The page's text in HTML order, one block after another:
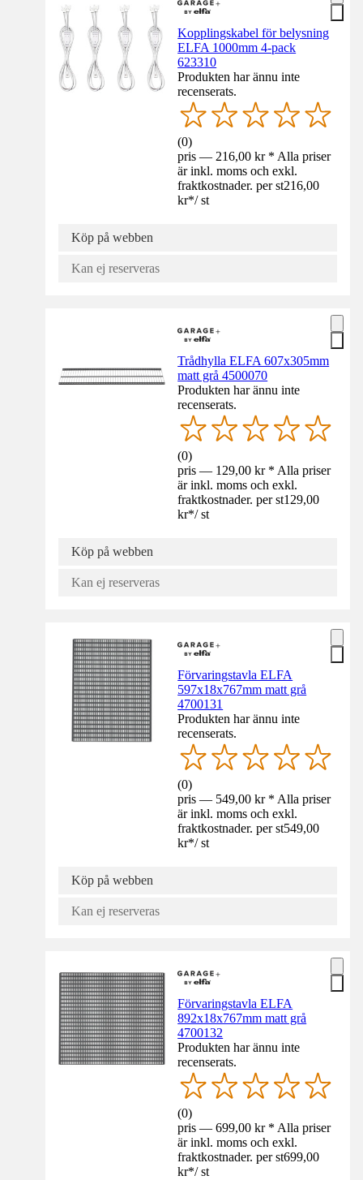
Kopplingskabel för belysning
ELFA 1000mm 4-pack
623310
Produkten har ännu inte
recenserats.
(0)
pris — 216,00 kr * Alla priser
är inkl. moms och exkl.
fraktkostnader. per st216,00
kr*/ st
Köp på webben
Kan ej reserveras
Trådhylla ELFA 607x305mm
matt grå 4500070
Produkten har ännu inte
recenserats.
(0)
pris — 129,00 kr * Alla priser
är inkl. moms och exkl.
fraktkostnader. per st129,00
kr*/ st
Köp på webben
Kan ej reserveras
Förvaringstavla ELFA
597x18x767mm matt grå
4700131
Produkten har ännu inte
recenserats.
(0)
pris — 549,00 kr * Alla priser
är inkl. moms och exkl.
fraktkostnader. per st549,00
kr*/ st
Köp på webben
Kan ej reserveras
Förvaringstavla ELFA
892x18x767mm matt grå
4700132
Produkten har ännu inte
recenserats.
(0)
pris — 699,00 kr * Alla priser
är inkl. moms och exkl.
fraktkostnader. per st699,00
kr*/ st